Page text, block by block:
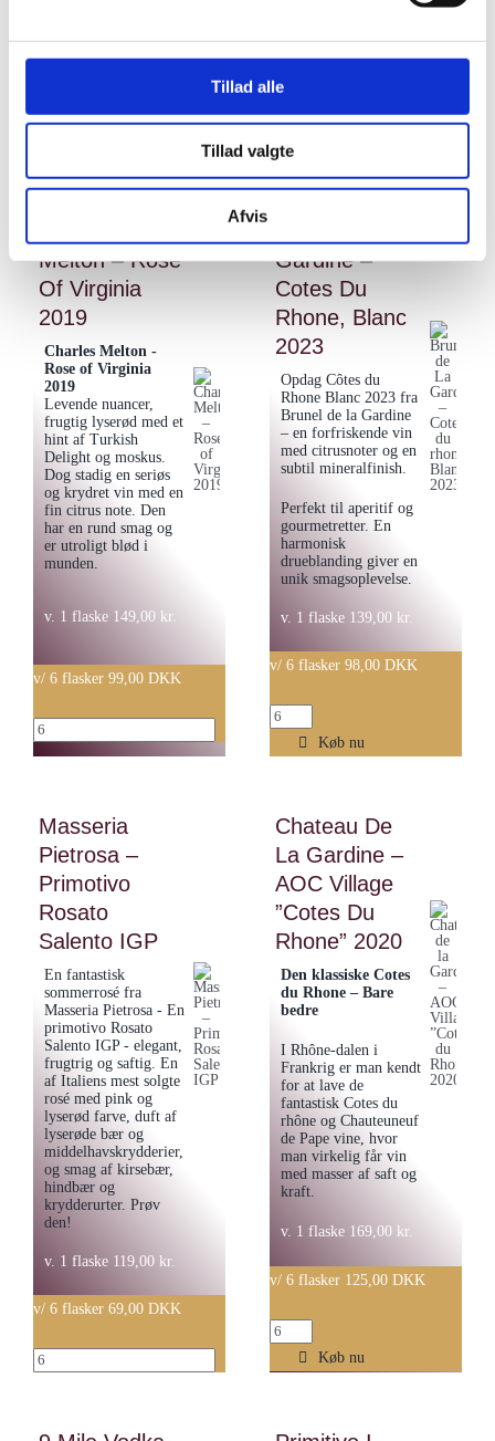
Tillad alle
Tillad valgte
Afvis
Show12 Products
24 Products
Show36 Products
Melton – Rose
Of Virginia
2019
Charles Melton -
Rose of Virginia
2019
Levende nuancer,
frugtig lyserød med et
hint af Turkish
Delight og moskus.
Dog stadig en seriøs
og krydret vin med en
fin citrus note. Den
har en rund smag og
er utroligt blød i
munden.
v. 1 flaske 149,00 kr.
v/ 6 flasker 99,00 DKK
Charles
Melton
of
Virginia
2019
antal
Gardine –
Cotes Du
Rhone, Blanc
2023
Opdag Côtes du
Rhone Blanc 2023 fra
Brunel de la Gardine
– en forfriskende vin
med citrusnoter og en
subtil mineralfinish.
Perfekt til aperitif og
gourmetretter. En
harmonisk
drueblanding giver en
unik smagsoplevelse.
v. 1 flaske 139,00 kr.
v/ 6 flasker 98,00 DKK
Brunel
Cotes
du
rhone,
Blanc
antal
Køb nu
Masseria
Pietrosa –
Primotivo
Rosato
Salento IGP
En fantastisk
sommerrosé fra
Masseria Pietrosa - En
primotivo Rosato
Salento IGP - elegant,
frugtrig og saftig. En
af Italiens mest solgte
rosé med pink og
lyserød farve, duft af
lyserøde bær og
middelhavskrydderier,
og smag af kirsebær,
hindbær og
krydderurter. Prøv
den!
v. 1 flaske 119,00 kr.
v/ 6 flasker 69,00 DKK
Masseria
Chateau De
La Gardine –
AOC Village
”Cotes Du
Rhone” 2020
Den klassiske Cotes
du Rhone – Bare
bedre
I Rhône-dalen i
Frankrig er man kendt
for at lave de
fantastisk Cotes du
rhône og Chauteuneuf
de Pape vine, hvor
man virkelig får vin
med masser af saft og
kraft.
v. 1 flaske 169,00 kr.
v/ 6 flasker 125,00 DKK
Chateau
Køb nu